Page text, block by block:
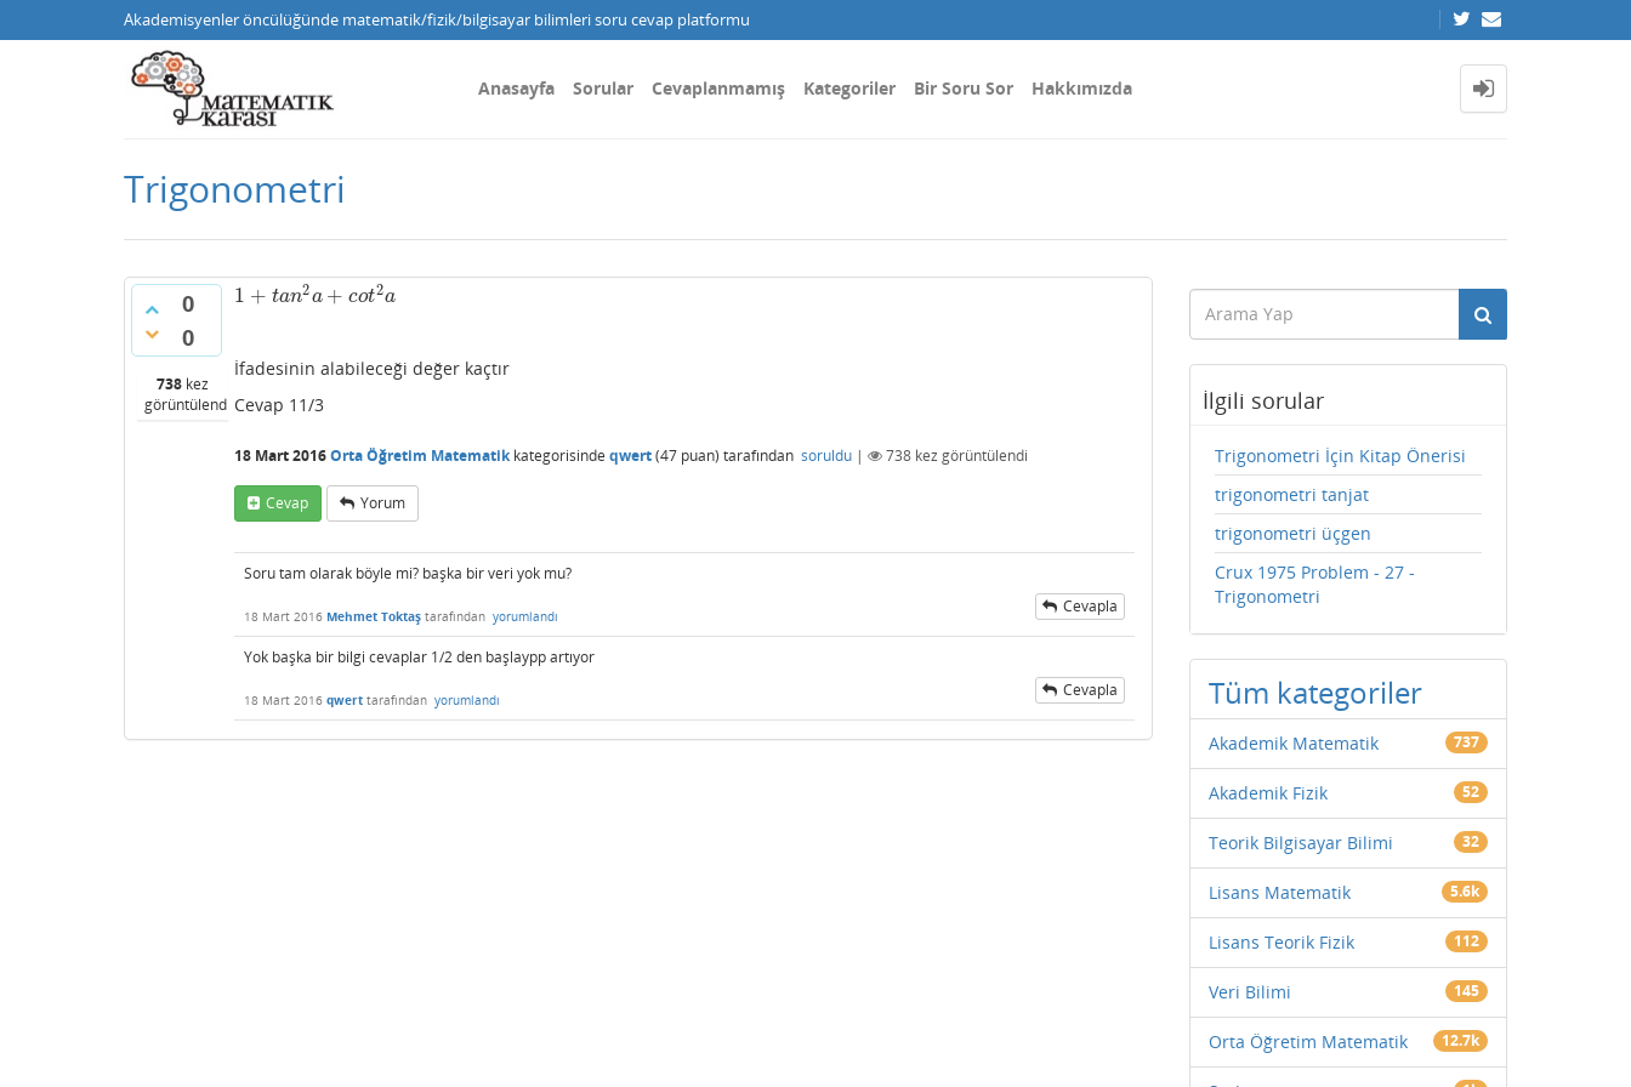
Akademisyenler öncülüğünde matematik/fizik/bilgisayar bilimleri soru cevap platformu
Anasayfa Sorular Cevaplanmamış Kategoriler Bir Soru Sor Hakkımızda
Trigonometri
0
0
738 kez
görüntülendi
1 + tan2a + cot2a
1 +ta n2a+co t2 a
İfadesinin alabileceği değer kaçtır
Cevap 11/3
18 Mart 2016Orta Öğretim Matematikkategorisinde qwert(47 puan) tarafından soruldu | 738 kez görüntülendi
Cevap Yorum
Soru tam olarak böyle mi? başka bir veri yok mu?
18 Mart 2016 Mehmet Toktaş tarafından yorumlandı Cevapla
Yok başka bir bilgi cevaplar 1/2 den başlaypp artıyor
18 Mart 2016 qwert tarafından yorumlandı Cevapla
İlgili sorular
Trigonometri İçin Kitap Önerisi
trigonometri tanjat
trigonometri üçgen
Crux 1975 Problem - 27 -
Trigonometri
Tüm kategoriler
Akademik Matematik 737
Akademik Fizik 52
Teorik Bilgisayar Bilimi 32
Lisans Matematik 5.6k
Lisans Teorik Fizik 112
Veri Bilimi 145
Orta Öğretim Matematik 12.7k